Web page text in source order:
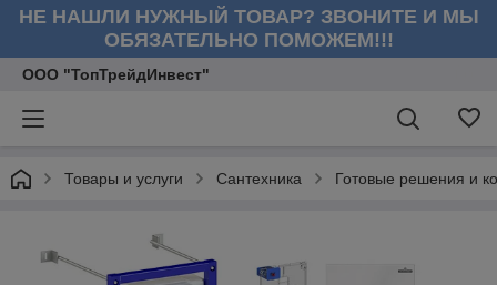
НЕ НАШЛИ НУЖНЫЙ ТОВАР? ЗВОНИТЕ И МЫ
ОБЯЗАТЕЛЬНО ПОМОЖЕМ!!!
ООО "ТопТрейдИнвест"
Товары и услуги Сантехника Готовые решения и